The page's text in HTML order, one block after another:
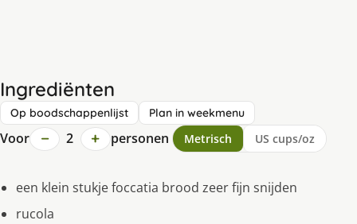
Ingrediënten
Op boodschappenlijst Plan in weekmenu
Voor − 2 + personen Metrisch US cups/oz
een klein stukje foccatia brood zeer fijn snijden
rucola